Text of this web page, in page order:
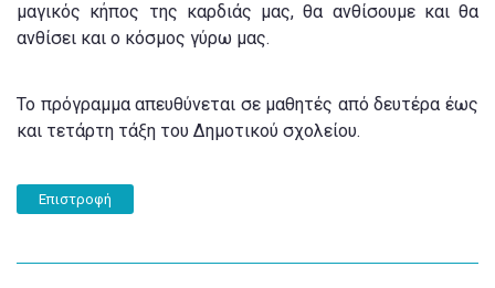
μαγικός κήπος της καρδιάς μας, θα ανθίσουμε και θα
ανθίσει και ο κόσμος γύρω μας.
Το πρόγραμμα απευθύνεται σε μαθητές από δευτέρα έως
και τετάρτη τάξη του Δημοτικού σχολείου.
Επιστροφή